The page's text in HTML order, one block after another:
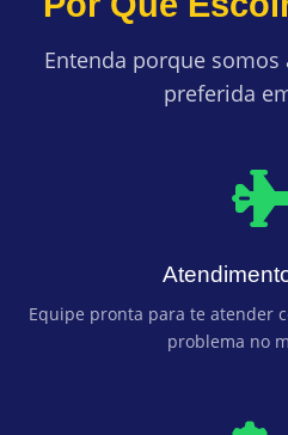
Entenda porque somos
preferida
Equipe pronta para te atender
problema no